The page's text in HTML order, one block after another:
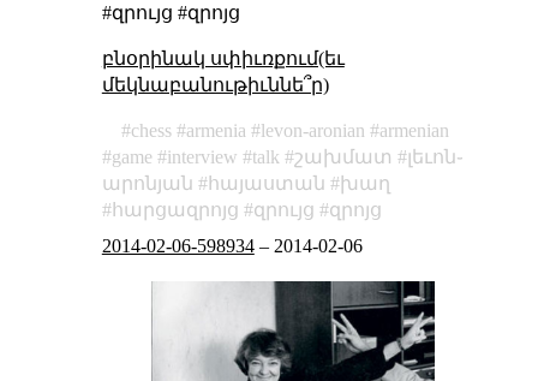
#զրույց #զրոյց
բնօրինակ սփիւռքում(եւ
մեկնաբանութիւննե՞ր)
chess armenia levon-aronian
armenian
game
interview talk շախմատ
լեւոն֊
արոնյան
հայաստան
խաղ
հարցազրոյց
զրույց
զրոյց
2014-02-06-598934– 2014-02-06